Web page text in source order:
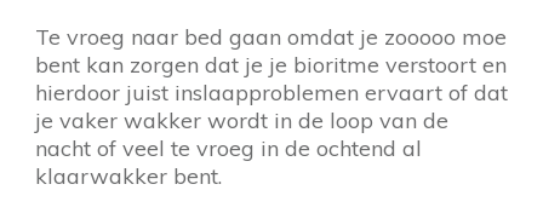
Te vroeg naar bed gaan omdat je zooooo moe
bent kan zorgen dat je je bioritme verstoort en
hierdoor juist inslaapproblemen ervaart of dat
je vaker wakker wordt in de loop van de
nacht of veel te vroeg in de ochtend al
klaarwakker bent.